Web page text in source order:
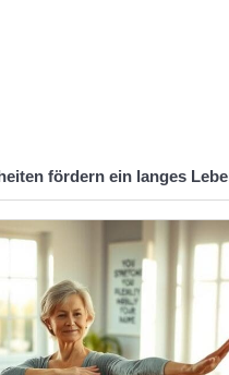
fördern ein langes